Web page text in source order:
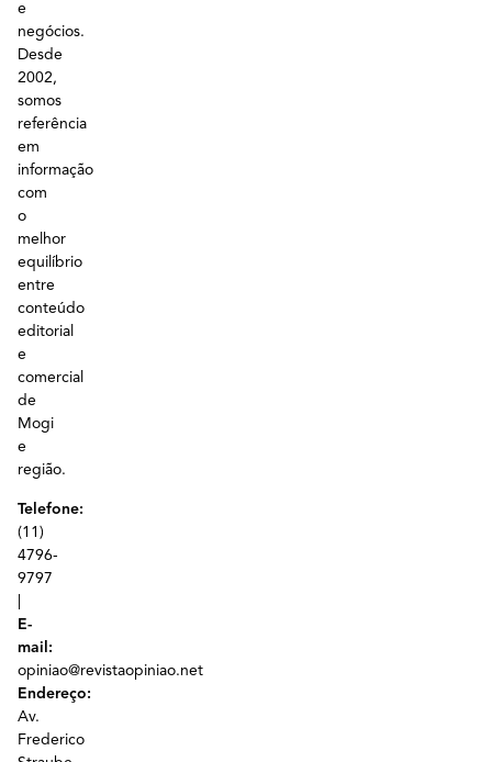
e
negócios.
Desde
2002,
somos
referência
em
informação
com
o
melhor
equilíbrio
entre
conteúdo
editorial
e
comercial
de
Mogi
e
região.
Telefone:
(11)
4796-
9797
E-
mail:
opiniao@revistaopiniao.net
Endereço:
Av.
Frederico